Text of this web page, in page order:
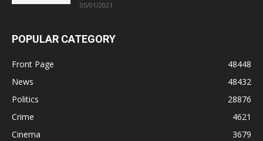
05/01/2021
POPULAR CATEGORY
Front Page
48448
News
48432
Politics
28876
Crime
4621
Cinema
3679